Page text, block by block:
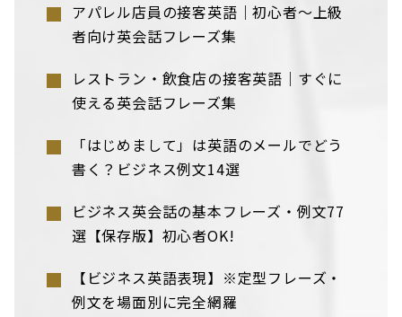
アパレル店員の接客英語｜初心者〜上級
者向け英会話フレーズ集
レストラン・飲食店の接客英語｜すぐに
使える英会話フレーズ集
「はじめまして」は英語のメールでどう
書く？ビジネス例文14選
ビジネス英会話の基本フレーズ・例文77
選【保存版】初心者OK!
【ビジネス英語表現】※定型フレーズ・
例文を場面別に完全網羅